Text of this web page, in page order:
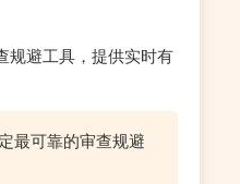
规避工具，提供实时有
最可靠的审查规避